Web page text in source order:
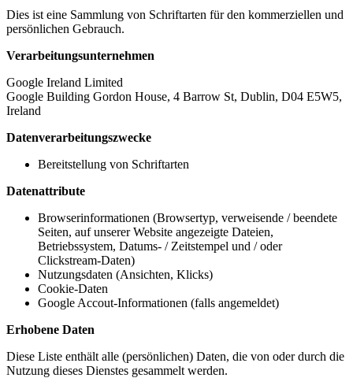
Dies ist eine Sammlung von Schriftarten für den kommerziellen und
persönlichen Gebrauch.
Verarbeitungsunternehmen
Google Ireland Limited
Google Building Gordon House, 4 Barrow St, Dublin, D04 E5W5,
Ireland
Datenverarbeitungszwecke
Bereitstellung von Schriftarten
Datenattribute
Browserinformationen (Browsertyp, verweisende / beendete
Seiten, auf unserer Website angezeigte Dateien,
Betriebssystem, Datums- / Zeitstempel und / oder
Clickstream-Daten)
Nutzungsdaten (Ansichten, Klicks)
Cookie-Daten
Google Accout-Informationen (falls angemeldet)
Erhobene Daten
Diese Liste enthält alle (persönlichen) Daten, die von oder durch die
Nutzung dieses Dienstes gesammelt werden.